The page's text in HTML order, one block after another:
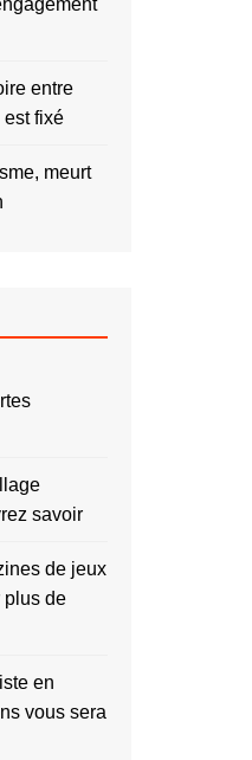
entre
fixé
meurt
savoir
de jeux
plus de
en
vous sera